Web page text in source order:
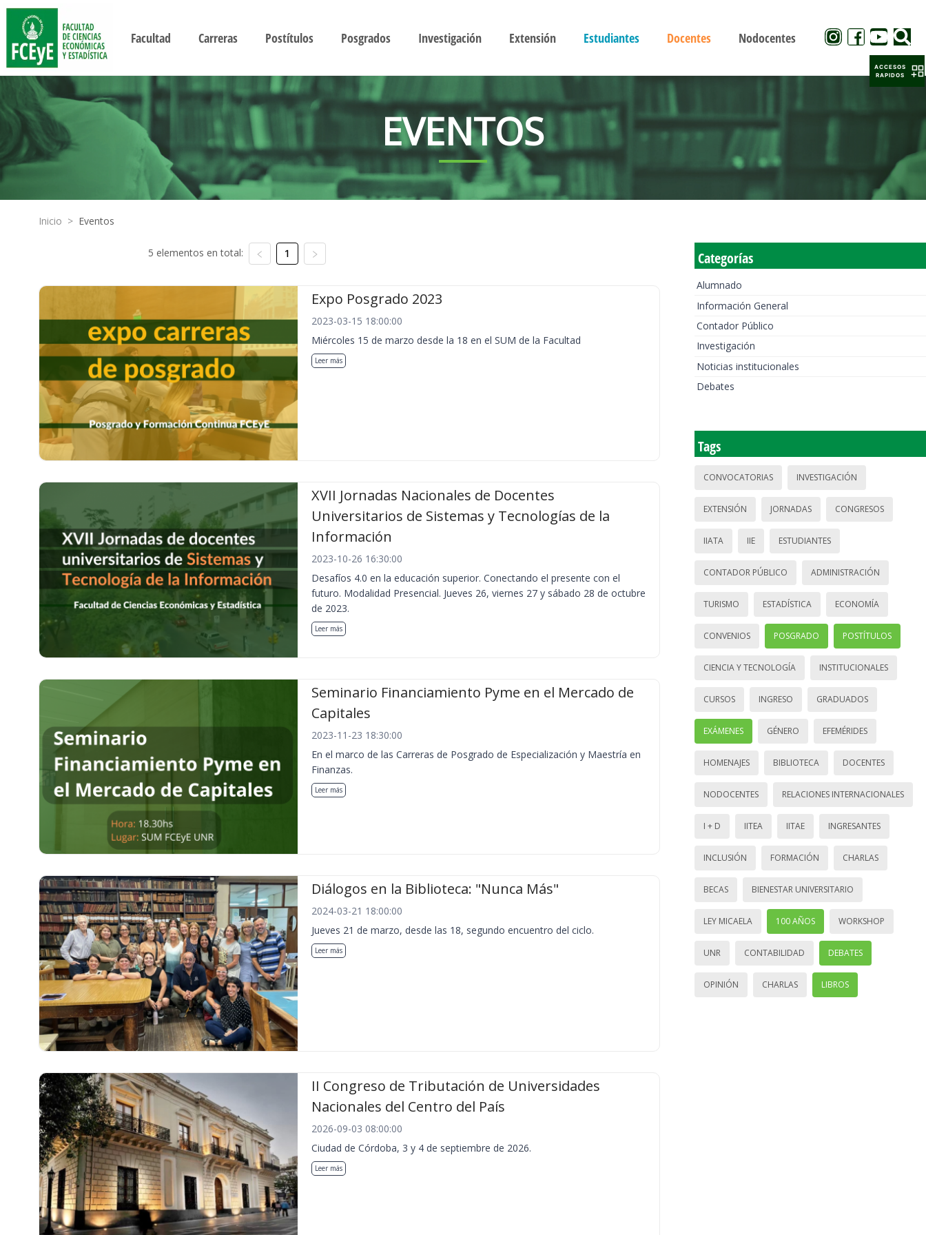
Facultad Carreras Postítulos Posgrados Investigación Extensión Estudiantes Docentes Nodocentes
EVENTOS
Inicio > Eventos
5 elementos en total: 1
Expo Posgrado 2023
2023-03-15 18:00:00
Miércoles 15 de marzo desde la 18 en el SUM de la Facultad
Leer más
XVII Jornadas Nacionales de Docentes
Universitarios de Sistemas y Tecnologías de la
Información
2023-10-26 16:30:00
Desafíos 4.0 en la educación superior. Conectando el presente con el
futuro. Modalidad Presencial. Jueves 26, viernes 27 y sábado 28 de octubre
de 2023.
Leer más
Seminario Financiamiento Pyme en el Mercado de
Capitales
2023-11-23 18:30:00
En el marco de las Carreras de Posgrado de Especialización y Maestría en
Finanzas.
Leer más
Diálogos en la Biblioteca: "Nunca Más"
2024-03-21 18:00:00
Jueves 21 de marzo, desde las 18, segundo encuentro del ciclo.
Leer más
II Congreso de Tributación de Universidades
Nacionales del Centro del País
2026-09-03 08:00:00
Ciudad de Córdoba, 3 y 4 de septiembre de 2026.
Leer más
Categorías
Alumnado
Información General
Contador Público
Investigación
Noticias institucionales
Debates
Tags
CONVOCATORIAS INVESTIGACIÓN
EXTENSIÓN JORNADAS CONGRESOS
IIATA IIE ESTUDIANTES
CONTADOR PÚBLICO ADMINISTRACIÓN
TURISMO ESTADÍSTICA ECONOMÍA
CONVENIOS POSGRADO POSTÍTULOS
CIENCIA Y TECNOLOGÍA INSTITUCIONALES
CURSOS INGRESO GRADUADOS
EXÁMENES GÉNERO EFEMÉRIDES
HOMENAJES BIBLIOTECA DOCENTES
NODOCENTES RELACIONES INTERNACIONALES
I + D IITEA IITAE INGRESANTES
INCLUSIÓN FORMACIÓN CHARLAS
BECAS BIENESTAR UNIVERSITARIO
LEY MICAELA 100 AÑOS WORKSHOP
UNR CONTABILIDAD DEBATES
OPINIÓN CHARLAS LIBROS
ACCESOS
RAPIDOS